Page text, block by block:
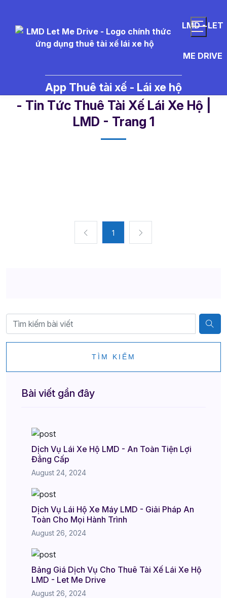
LMD - LET
ME DRIVE
App Thuê tài xế - Lái xe hộ
- Tin Tức Thuê Tài Xế Lái Xe Hộ |
LMD - Trang 1​
1
TÌM KIẾM
Bài viết gần đây
Dịch Vụ Lái Xe Hộ LMD - An Toàn Tiện Lợi
Đẳng Cấp
August 24, 2024
Dịch Vụ Lái Hộ Xe Máy LMD - Giải Pháp An
Toàn Cho Mọi Hành Trình
August 26, 2024
Bảng Giá Dịch Vụ Cho Thuê Tài Xế Lái Xe Hộ
LMD - Let Me Drive
August 26, 2024